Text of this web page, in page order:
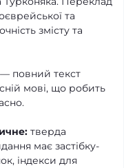
та
змісту та
— повний текст
мові, що робить
тверда
має застібку-
індекси для